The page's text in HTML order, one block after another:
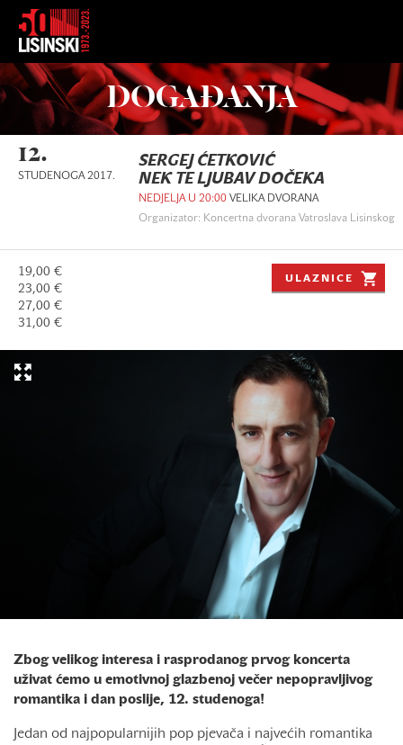
DOGAĐANJA
12.
STUDENOGA 2017.
SERGEJ ĆETKOVIĆ
NEK TE LJUBAV DOČEKA
NEDJELJA U 20:00 VELIKA DVORANA
Organizator: Koncertna dvorana Vatroslava Lisinskog
19,00 €
23,00 €
27,00 €
31,00 €
ULAZNICE
Zbog velikog interesa i rasprodanog prvog koncerta
uživat ćemo u emotivnoj glazbenoj večer nepopravljivog
romantika i dan poslije, 12. studenoga!
Jedan od najpopularnijih pop pjevača i najvećih romantika